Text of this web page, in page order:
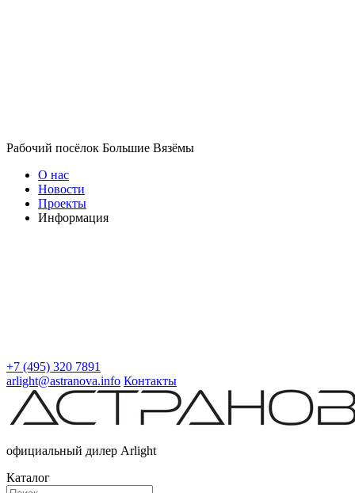
Рабочий посёлок Большие Вязёмы
О нас
Новости
Проекты
Информация
+7 (495) 320 7891
arlight@astranova.info Контакты
официальный дилер Arlight
Каталог